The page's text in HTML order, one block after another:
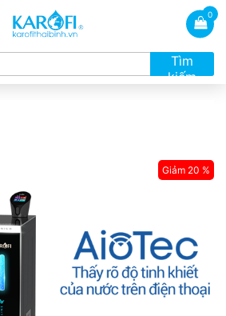
0
Tìm
kiếm
Giảm 20 %